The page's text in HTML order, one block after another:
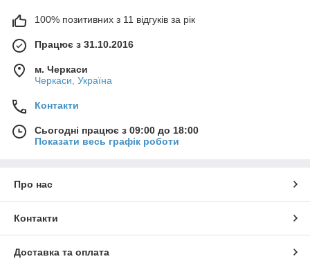
100% позитивних з 11 відгуків за рік
Працює з 31.10.2016
м. Черкаси
Черкаси, Україна
Контакти
Сьогодні працює з 09:00 до 18:00
Показати весь графік роботи
Про нас
Контакти
Доставка та оплата